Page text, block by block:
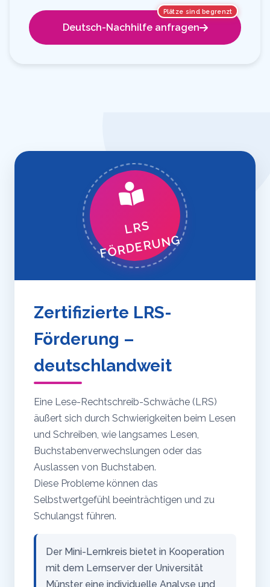
Plätze sind begrenzt
Deutsch-Nachhilfe anfragen
LRS
FÖRDERUNG
Zertifizierte LRS-
Förderung –
deutschlandweit
Eine Lese-Rechtschreib-Schwäche (LRS)
äußert sich durch Schwierigkeiten beim Lesen
und Schreiben, wie langsames Lesen,
Buchstabenverwechslungen oder das
Auslassen von Buchstaben.
Diese Probleme können das
Selbstwertgefühl beeinträchtigen und zu
Schulangst führen.
Der Mini-Lernkreis bietet in Kooperation
mit dem Lernserver der Universität
Münster eine individuelle Analyse und